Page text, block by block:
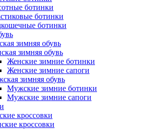
ботинки
ботинки
ботинки
зимняя обувь
зимняя обувь
Женские зимние ботинки
Женские зимние сапоги
зимняя обувь
Мужские зимние ботинки
Мужские зимние сапоги
кроссовки
кроссовки